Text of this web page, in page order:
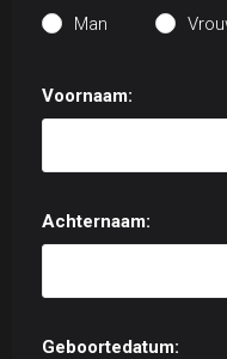
Man
Voornaam:
Achternaam:
Geboortedatum: